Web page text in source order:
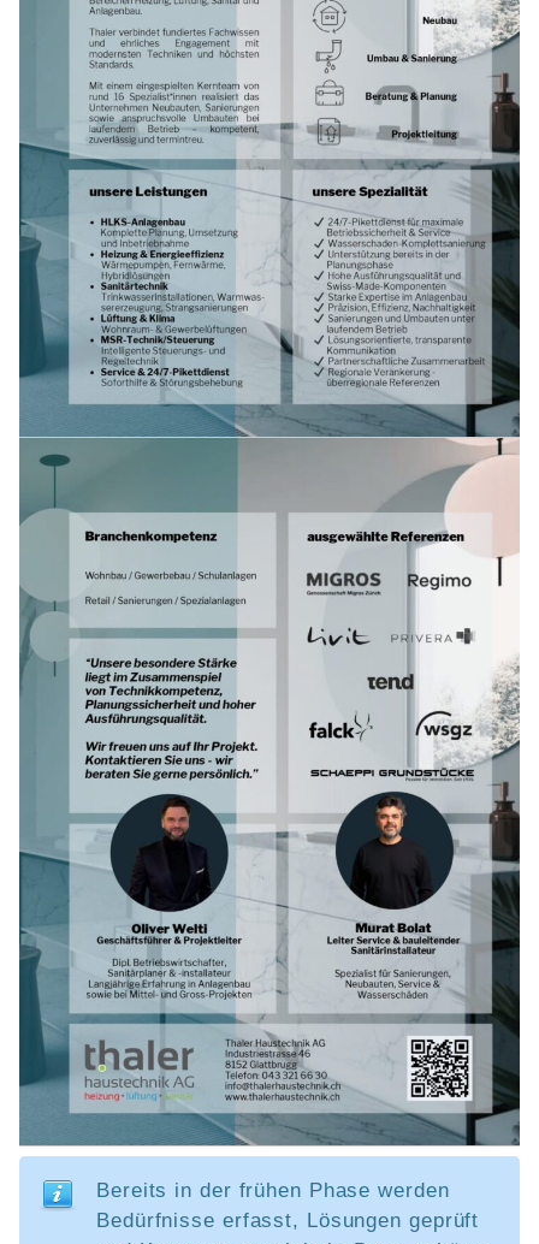
Bereits in der frühen Phase werden
Bedürfnisse erfasst, Lösungen geprüft